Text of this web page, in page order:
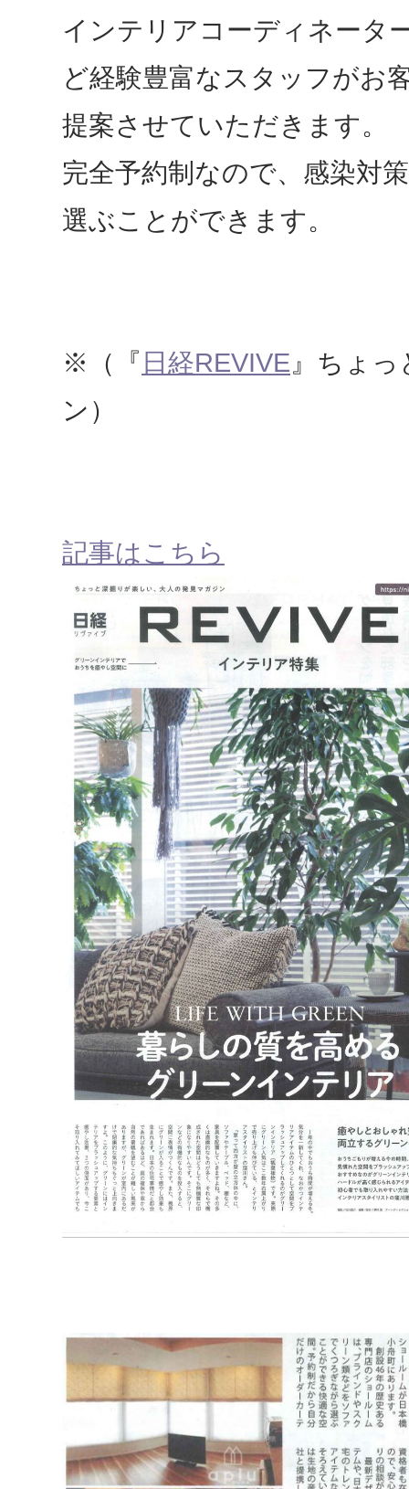
インテリアコーディネータ
ど経験豊富なスタッフがお
提案させていただきます。
完全予約制なので、感染対
選ぶことができます。
※（『 日経REVIVE 』ちょ
ン）
記事はこちら